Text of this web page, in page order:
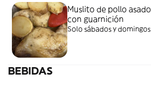
Muslito de pollo asado
con guarnición
Solo sábados y domingos
BEBIDAS